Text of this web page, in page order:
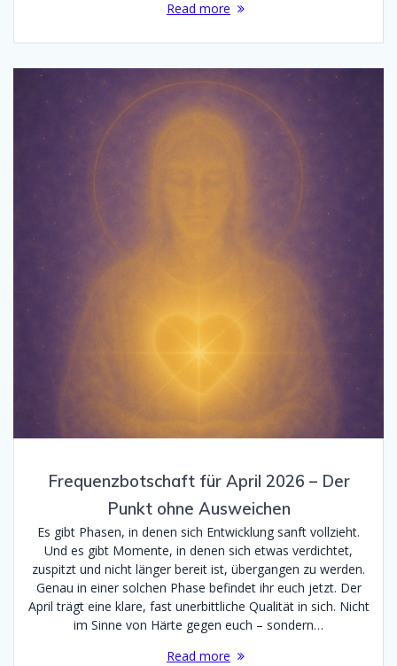
Read more
Frequenzbotschaft für April 2026 – Der
Punkt ohne Ausweichen
Es gibt Phasen, in denen sich Entwicklung sanft vollzieht.
Und es gibt Momente, in denen sich etwas verdichtet,
zuspitzt und nicht länger bereit ist, übergangen zu werden.
Genau in einer solchen Phase befindet ihr euch jetzt. Der
April trägt eine klare, fast unerbittliche Qualität in sich. Nicht
im Sinne von Härte gegen euch – sondern…
Read more